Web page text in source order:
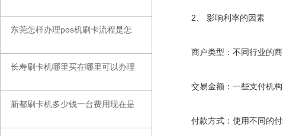
东莞怎样办理pos机刷卡流程是怎
长寿刷卡机哪里买在哪里可以办理
新都刷卡机多少钱一台费用现在是
2、 影响利率的因素
商户类型：不同行业的商
交易金额：一些支付机构
付款方式：使用不同的付